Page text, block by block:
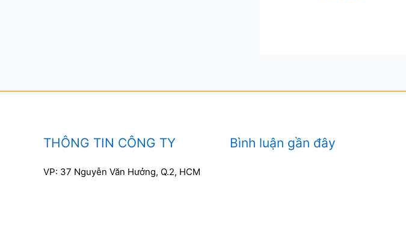
nghiệp
THÔNG TIN CÔNG TY
VP: 37 Nguyễn Văn Hưởng, Q.2, HCM
Bình luận gần đây